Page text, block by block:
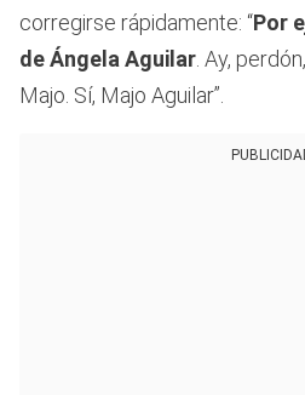
corregirse rápidamente: “Por
de Ángela Aguilar . Ay,
Majo. Sí, Majo Aguilar”.